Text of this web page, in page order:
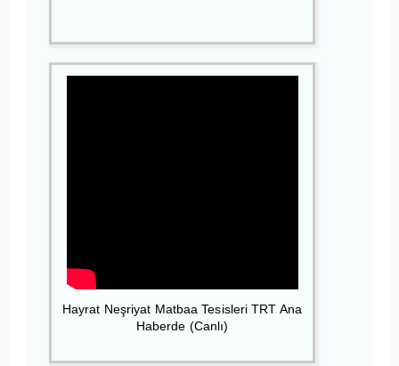
Hayrat Neşriyat Matbaa Tesisleri TRT Ana
Haberde (Canlı)